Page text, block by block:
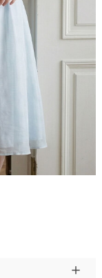
ン
、すっきりと
をすっきりと
性抜群。お顔
ックラインで
デに